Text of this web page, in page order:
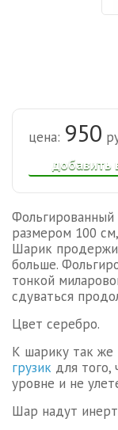
добавить
цена: 950
размером 100
Шарик
больше.
тонкой
сдуваться
Цвет серебро.
К шарику так же
грузик для того,
уровне и не
Шар надут